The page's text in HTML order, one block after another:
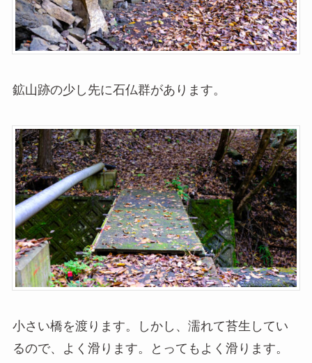
鉱山跡の少し先に石仏群があります。
小さい橋を渡ります。しかし、濡れて苔生してい
るので、よく滑ります。とってもよく滑ります。